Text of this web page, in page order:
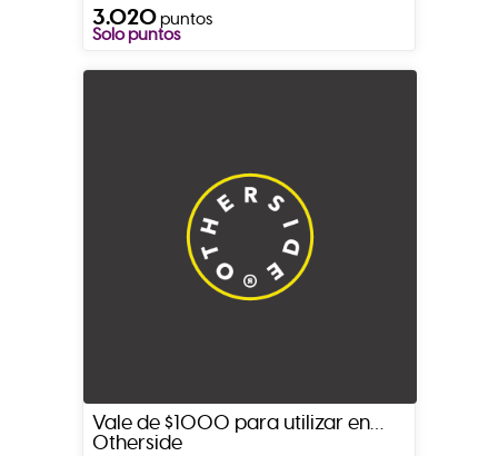
3.020puntos
Solo puntos
Vale de $1000 para utilizar en
Otherside